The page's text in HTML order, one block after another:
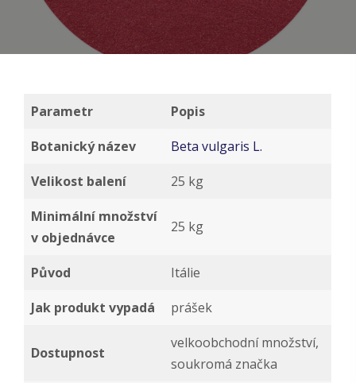
Parametr
Popis
Botanický název
Beta vulgaris L.
Velikost balení
25 kg
Minimální množství
v objednávce
25 kg
Původ
Itálie
Jak produkt vypadá
prášek
Dostupnost
velkoobchodní množství,
soukromá značka